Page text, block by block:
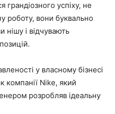
грандіозного успіху, не
роботу, вони буквально
нішу і відчувають
у власному бізнесі
компанії Nike, який
розробляв ідеальну